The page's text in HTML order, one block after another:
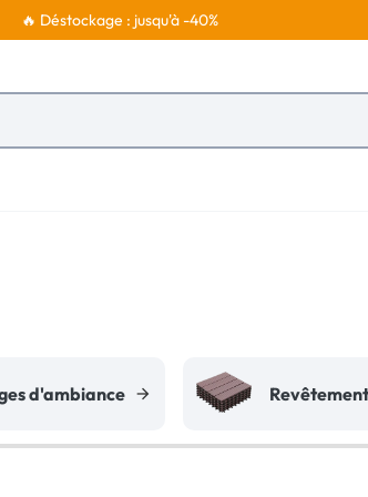
🔥 Déstockage : jusqu'à -40%
d'ambiance